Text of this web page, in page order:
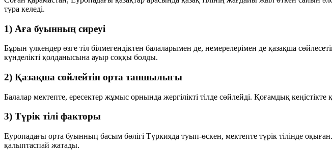
тура келеді.
1) Аға буынның сиреуі
Бұрын үлкендер өзге тіл білмегендіктен балаларымен де, немерелерімен де қазақша
күнделікті қолданысына ауыр соққы болды.
2) Қазақша сөйлейтін орта тапшылығы
Балалар мектепте, ересектер жұмыс орнында жергілікті тілде сөйлейді. Қоғамдық
3) Түрік тілі факторы
Еуропадағы орта буынның басым бөлігі Түркияда туып-өскен, мектепте түрік тілінде
қалыптаспай жатады.